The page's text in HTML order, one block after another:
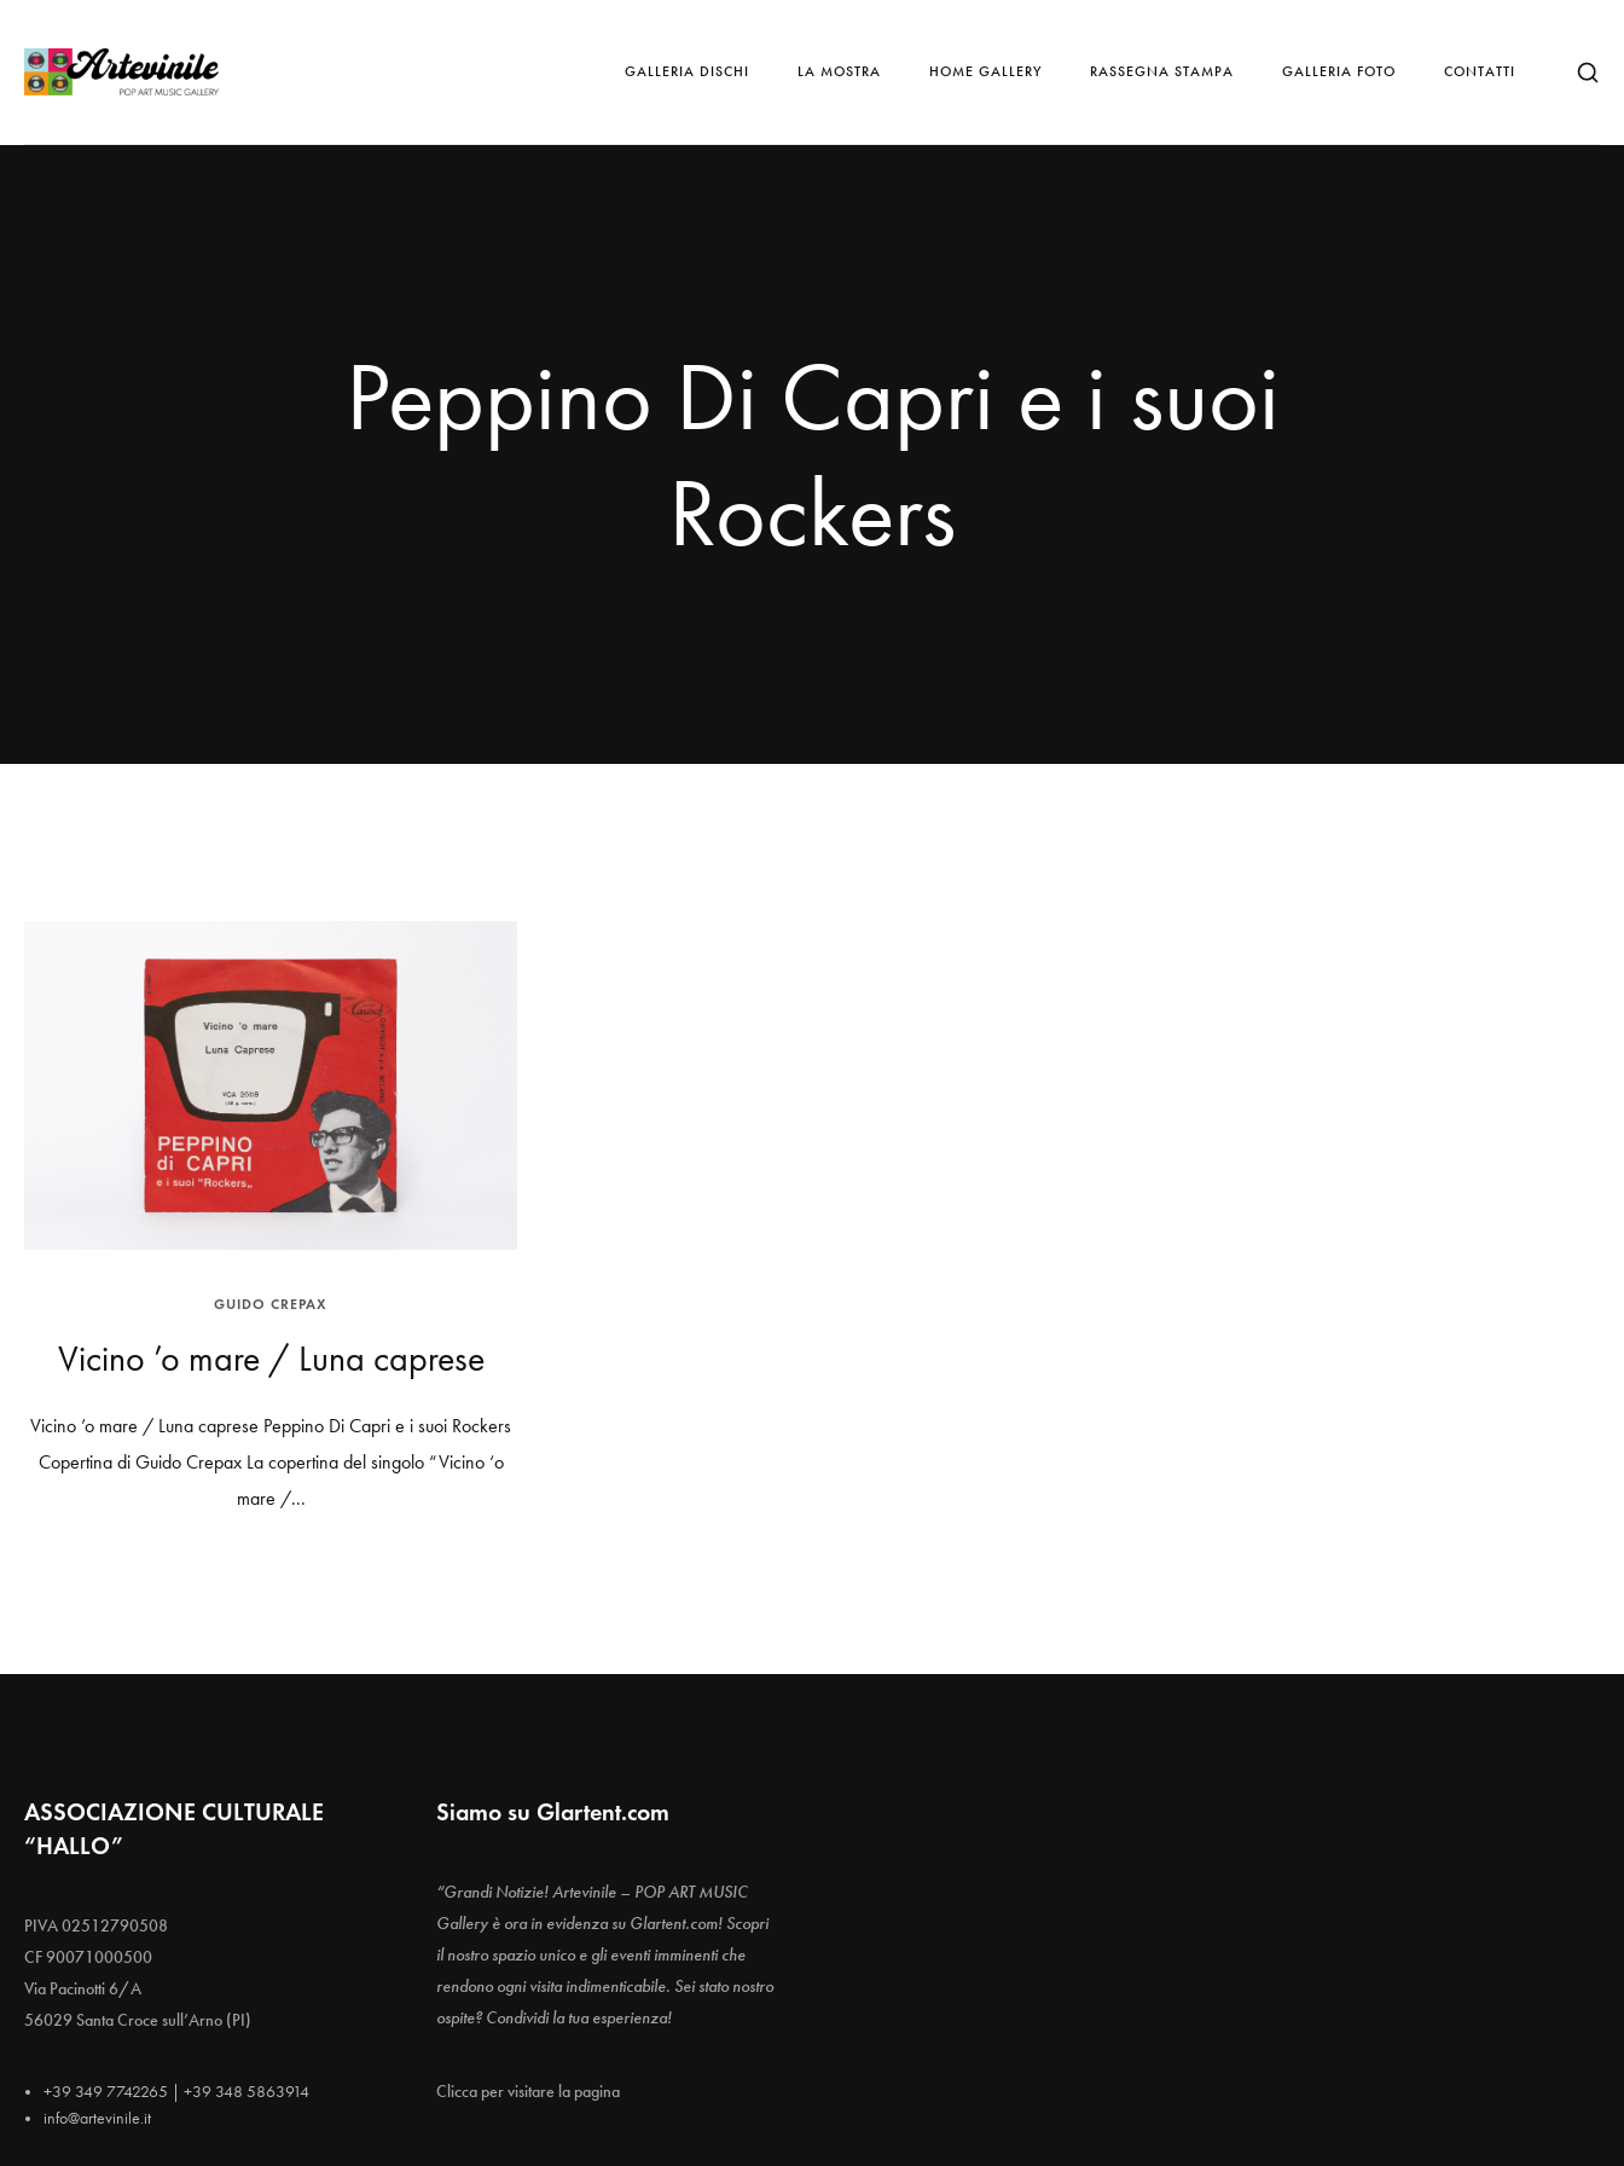
GALLERIA DISCHI LA MOSTRA HOME GALLERY RASSEGNA STAMPA GALLERIA FOTO CONTATTI
Peppino Di Capri e i suoi
Rockers
GUIDO CREPAX
Vicino ’o mare / Luna caprese
Vicino ’o mare / Luna caprese Peppino Di Capri e i suoi Rockers
Copertina di Guido Crepax La copertina del singolo “Vicino ‘o
mare /...
ASSOCIAZIONE CULTURALE
“HALLO”
PIVA 02512790508
CF 90071000500
Via Pacinotti 6/A
56029 Santa Croce sull’Arno (PI)
+39 349 7742265 | +39 348 5863914
info@artevinile.it
Siamo su Glartent.com
“Grandi Notizie! Artevinile – POP ART MUSIC
Gallery è ora in evidenza su Glartent.com! Scopri
il nostro spazio unico e gli eventi imminenti che
rendono ogni visita indimenticabile. Sei stato nostro
ospite? Condividi la tua esperienza!
Clicca per visitare la pagina